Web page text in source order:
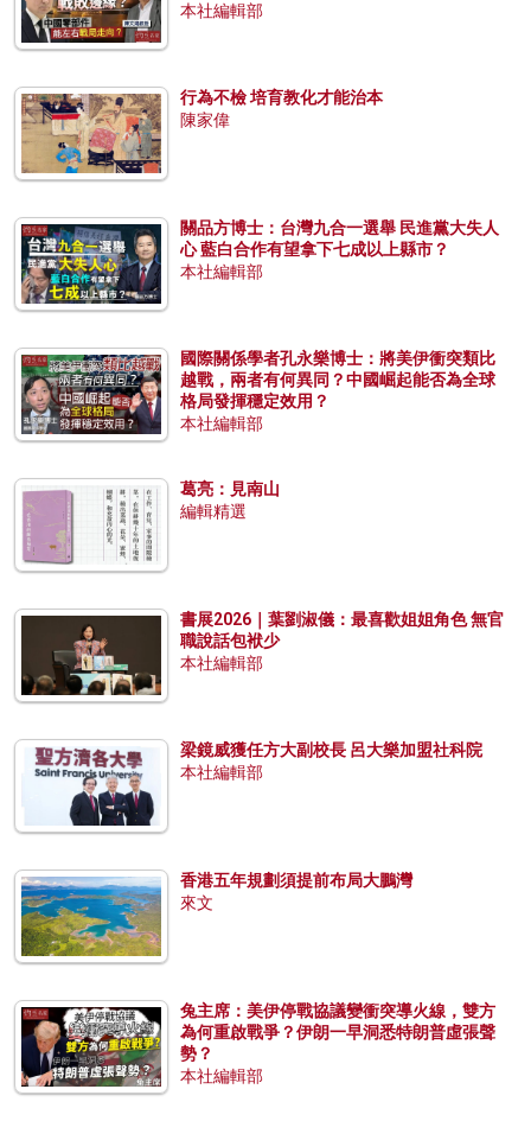
本社編輯部
行為不檢 培育教化才能治本
陳家偉
關品方博士：台灣九合一選舉 民進黨大失人
心 藍白合作有望拿下七成以上縣市？
本社編輯部
國際關係學者孔永樂博士：將美伊衝突類比
越戰，兩者有何異同？中國崛起能否為全球
格局發揮穩定效用？
本社編輯部
葛亮：見南山
編輯精選
書展2026｜葉劉淑儀：最喜歡姐姐角色 無官
職說話包袱少
本社編輯部
梁鏡威獲任方大副校長 呂大樂加盟社科院
本社編輯部
香港五年規劃須提前布局大鵬灣
來文
兔主席：美伊停戰協議變衝突導火線，雙方
為何重啟戰爭？伊朗一早洞悉特朗普虛張聲
勢？
本社編輯部